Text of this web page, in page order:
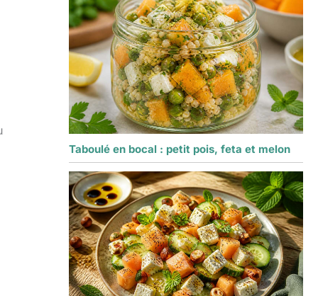
Taboulé en bocal : petit pois, feta et melon